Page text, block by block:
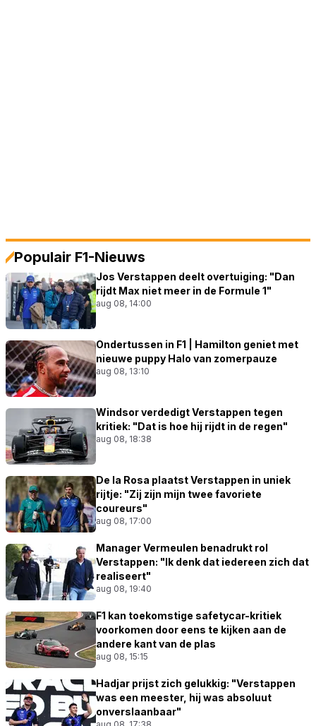
Populair F1-Nieuws
Jos Verstappen deelt overtuiging: "Dan
rijdt Max niet meer in de Formule 1"
aug 08, 14:00
Ondertussen in F1 | Hamilton geniet met
nieuwe puppy Halo van zomerpauze
aug 08, 13:10
Windsor verdedigt Verstappen tegen
kritiek: "Dat is hoe hij rijdt in de regen"
aug 08, 18:38
De la Rosa plaatst Verstappen in uniek
rijtje: "Zij zijn mijn twee favoriete
coureurs"
aug 08, 17:00
Manager Vermeulen benadrukt rol
Verstappen: "Ik denk dat iedereen zich dat
realiseert"
aug 08, 19:40
F1 kan toekomstige safetycar-kritiek
voorkomen door eens te kijken aan de
andere kant van de plas
aug 08, 15:15
Hadjar prijst zich gelukkig: "Verstappen
was een meester, hij was absoluut
onverslaanbaar"